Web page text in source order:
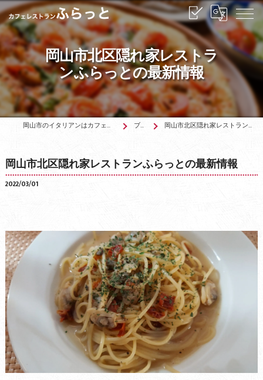
岡山市北区隠れ家レストラ
ンふらっとの最新情報
岡山市のイタリアンはカフェレストランふらっと ブログ 岡山市北区隠れ家レストランふらっとの最新情報
岡山市北区隠れ家レストランふらっとの最新情報
2022/03/01